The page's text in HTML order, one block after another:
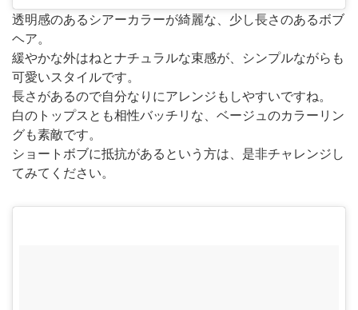
透明感のあるシアーカラーが綺麗な、少し長さのあるボブ
ヘア。
緩やかな外はねとナチュラルな束感が、シンプルながらも
可愛いスタイルです。
長さがあるので自分なりにアレンジもしやすいですね。
白のトップスとも相性バッチリな、ベージュのカラーリン
グも素敵です。
ショートボブに抵抗があるという方は、是非チャレンジし
てみてください。